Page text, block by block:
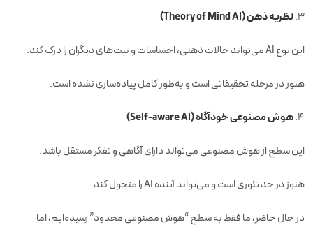
نظریه ذهن (Theory of Mind AI)
این نوع AI می‌تواند حالات ذهنی، احساسات و نیت‌های دیگران را درک کند.
هنوز در مرحله تحقیقاتی است و به‌طور کامل پیاده‌سازی نشده است.
هوش مصنوعی خودآگاه (Self-aware AI)
این سطح از هوش مصنوعی می‌تواند دارای آگاهی و تفکر مستقل باشد.
هنوز در حد تئوری است و می‌تواند آینده AI را متحول کند.
در حال حاضر، ما فقط به سطح “هوش مصنوعی محدود” رسیده‌ایم، اما